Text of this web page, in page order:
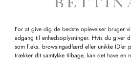
For at give dig de bedste oplevelser bruger
adgang til enhedsoplysninger. Hvis du giver
som f.eks. browsingadfærd eller unikke ID'er
trækker dit samtykke tilbage, kan det have en
Lørdag: 11.00-15.00